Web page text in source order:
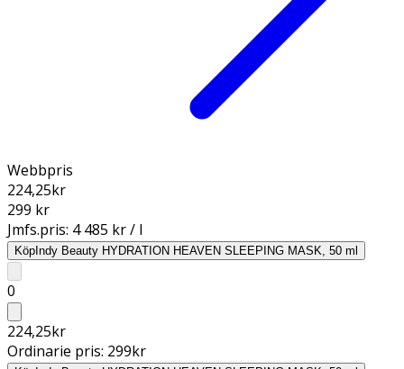
Webbpris
224,25kr
299 kr
Jmfs.pris: 4 485 kr / l
KöpIndy Beauty HYDRATION HEAVEN SLEEPING MASK, 50 ml
0
224,25kr
Ordinarie pris: 299kr